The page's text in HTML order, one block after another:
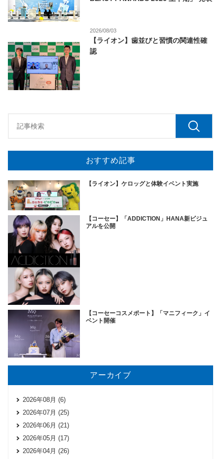
2026/08/03
【ライオン】歯並びと習慣の関連性確
認
おすすめ記事
【ライオン】ケロッグと体験イベント実施
【コーセー】「ADDICTION」HANA新ビジュ
アルを公開
【コーセーコスメポート】「マニフィーク」イ
ベント開催
アーカイブ
2026年08月 (6)
2026年07月 (25)
2026年06月 (21)
2026年05月 (17)
2026年04月 (26)